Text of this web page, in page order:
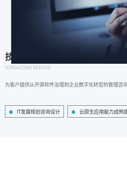
技术咨询服务
CONSULTING SERVICE
为客户提供从开源软件治理到企业数字化转型的管理咨
IT发展规划咨询设计 云原生应用能力成熟